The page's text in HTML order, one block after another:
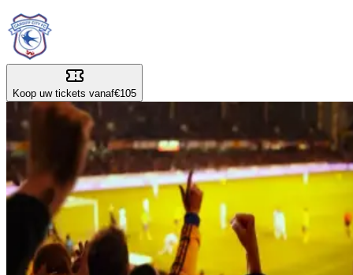
Koop uw tickets vanaf€105